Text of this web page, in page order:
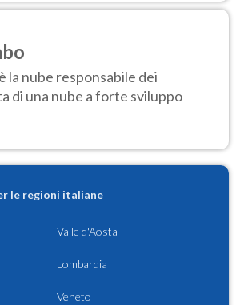
la nube responsabile dei
di una nube a forte sviluppo
le regioni italiane
Valle d'Aosta
Lombardia
Veneto